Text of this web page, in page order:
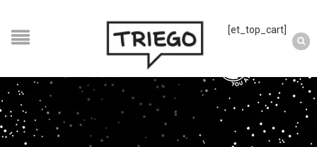
[et_top_cart]